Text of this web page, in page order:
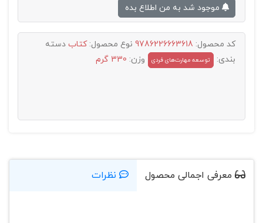
کد محصول: 9786226663618 نوع محصول:کتاب دسته
بندی:
توسعه مهارت‌های فردی وزن: 330 گرم
معرفی اجمالی محصول نظرات